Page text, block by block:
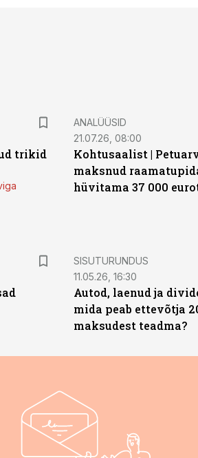
trikid
ANALÜÜSID
21.07.26, 08:00
Kohtusaalist |
maksnud
hüvitama 37 000
ST
SISUTURUNDUS
11.05.26, 16:30
Autod, laenud ja
mida peab ettevõtja
maksudest teadma?